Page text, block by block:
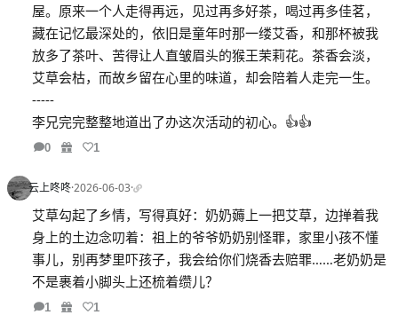
屋。原来一个人走得再远，见过再多好茶，喝过再多佳茗，
藏在记忆最深处的，依旧是童年时那一缕艾香，和那杯被我
放多了茶叶、苦得让人直皱眉头的猴王茉莉花。茶香会淡，
艾草会枯，而故乡留在心里的味道，却会陪着人走完一生。
-----
李兄完完整整地道出了办这次活动的初心。👍👍
0 1
云上咚咚·2026-06-03·
艾草勾起了乡情，写得真好：奶奶薅上一把艾草，边掸着我
身上的土边念叨着：祖上的爷爷奶奶别怪罪，家里小孩不懂
事儿，别再梦里吓孩子，我会给你们烧香去赔罪……老奶奶是
不是裹着小脚头上还梳着缵儿？
1 1